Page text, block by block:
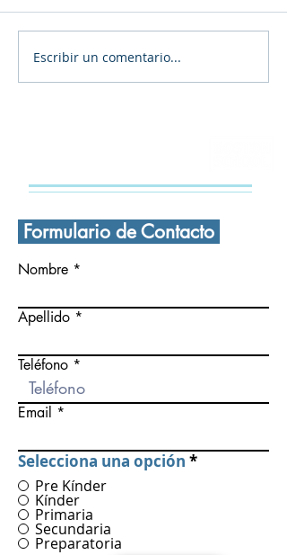
🎄 ¡FELIZ navidad a
todas y todos! 🎄
Escribir un comentario...
Formulario de Contacto
Nombre
Apellido
Teléfono
Email
Selecciona una opción *
Pre Kínder
Kínder
Primaria
Secundaria
Preparatoria